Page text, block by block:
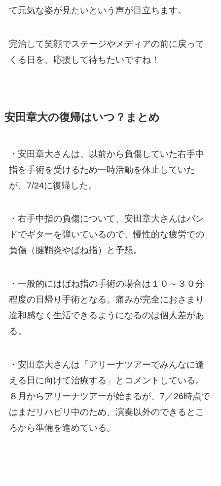
て元気な姿が見たいという声が目立ちます。
完治して笑顔でステージやメディアの前に戻って
くる日を、応援して待ちたいですね！
安田章大の復帰はいつ？まとめ
・安田章大さんは、以前から負傷していた右手中
指を手術を受けるため一時活動を休止していた
が、7/24に復帰した。
・右手中指の負傷について、安田章大さんはバン
ドでギターを弾いているので、慢性的な疲労での
負傷（腱鞘炎やばね指）と予想。
・一般的にはばね指の手術の場合は１０～３０分
程度の日帰り手術となる。痛みが完全におさまり
違和感なく生活できるようになるのは個人差があ
る。
・安田章大さんは「アリーナツアーでみんなに逢
える日に向けて治療する」とコメントしている。
８月からアリーナツアーが始まるが、7／26時点で
はまだリハビリ中のため、演奏以外のできるとこ
ろから準備を進めている。